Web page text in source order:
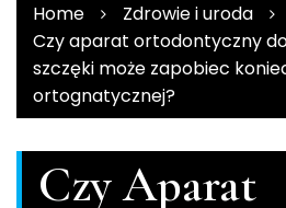
Home
Zdrowie i uroda
Czy aparat ortodontyczny
szczęki może zapobiec
ortognatycznej?
Czy Aparat